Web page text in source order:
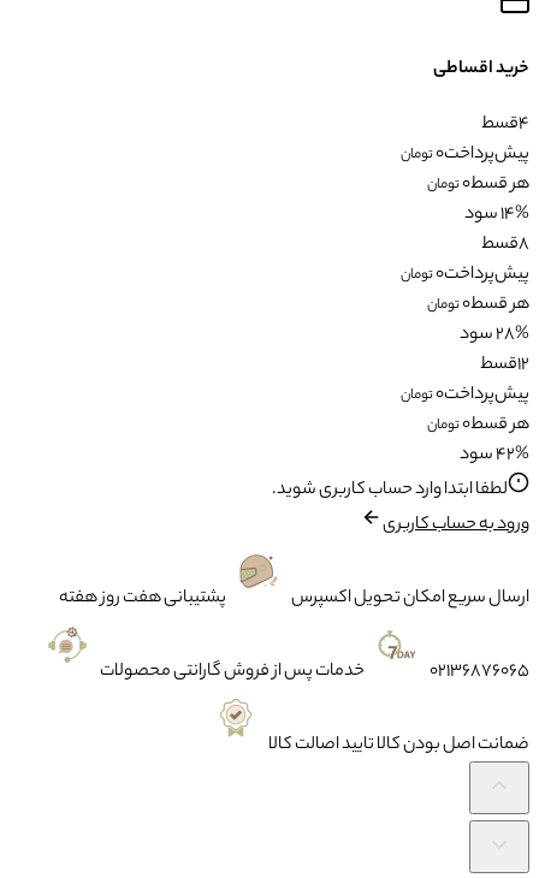
خرید اقساطی
4قسط
پیش‌پرداخت0تومان
هر قسط0تومان
14% سود
8قسط
پیش‌پرداخت0تومان
هر قسط0تومان
28% سود
12قسط
پیش‌پرداخت0تومان
هر قسط0تومان
42% سود
لطفا ابتدا وارد حساب کاربری شوید.
ورود به حساب کاربری
ارسال سریعامکان تحویل اکسپرس پشتیبانیهفت روز هفته
02136876065 خدمات پس از فروشگارانتی محصولات
ضمانتاصل بودن کالا تایید اصالت کالا